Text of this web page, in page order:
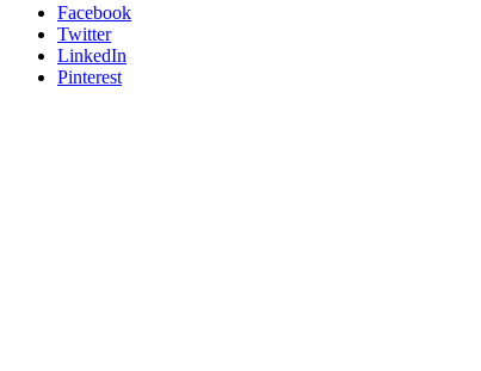
Facebook
Twitter
LinkedIn
Pinterest